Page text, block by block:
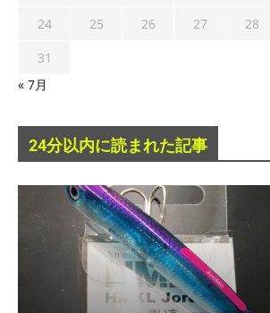
24
25 26 27 28
31
« 7月
24分以内に読まれた記事